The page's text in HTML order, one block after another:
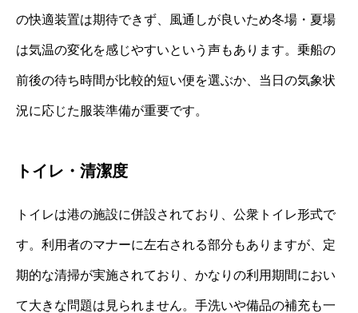
の快適装置は期待できず、風通しが良いため冬場・夏場
は気温の変化を感じやすいという声もあります。乗船の
前後の待ち時間が比較的短い便を選ぶか、当日の気象状
況に応じた服装準備が重要です。
トイレ・清潔度
トイレは港の施設に併設されており、公衆トイレ形式で
す。利用者のマナーに左右される部分もありますが、定
期的な清掃が実施されており、かなりの利用期間におい
て大きな問題は見られません。手洗いや備品の補充も一